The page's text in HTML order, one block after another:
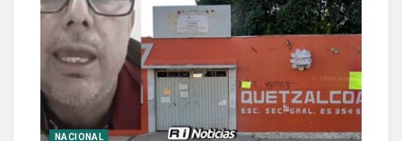
NACIONAL